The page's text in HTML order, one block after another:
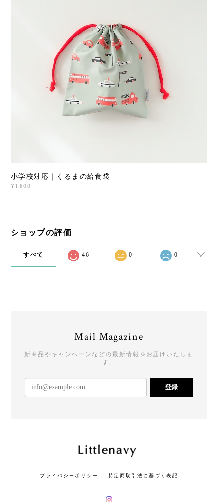
小学校対応｜くるまの給食袋
¥1,800
ショップの評価
すべて 46 0 0
Mail Magazine
新商品やキャンペーンなどの最新情報をお届けいたしま
す。
登録
プライバシーポリシー 特定商取引法に基づく表記